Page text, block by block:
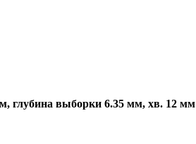
глубина выборки 6.35 мм, хв. 12 мм